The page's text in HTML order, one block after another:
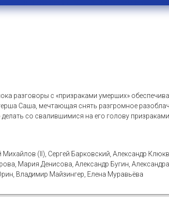
разговоры с «призраками умерших»
Саша, мечтающая снять разгромное
со свалившимися на его голову
(II), Сергей Барковский, Александр
Мария Денисова, Александр Бугин, Александра
Владимир Майзингер, Елена Муравьёва